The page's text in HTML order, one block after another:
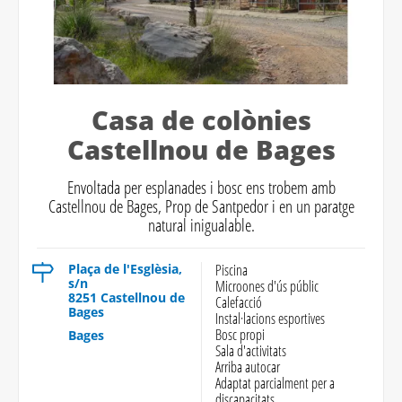
Casa de colònies
Castellnou de Bages
Envoltada per esplanades i bosc ens trobem amb
Castellnou de Bages, Prop de Santpedor i en un paratge
natural inigualable.
Plaça de l'Esglèsia,
s/n
8251 Castellnou de
Bages
Bages
Piscina
Microones d'ús públic
Calefacció
Instal·lacions esportives
Bosc propi
Sala d'activitats
Arriba autocar
Adaptat parcialment per a